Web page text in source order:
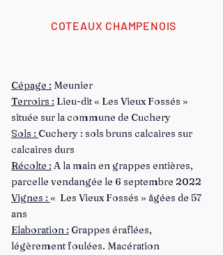
COTEAUX CHAMPENOIS
Cépage : Meunier
Terroirs : Lieu-dit « Les Vieux Fossés »
située sur la commune de Cuchery
Sols : Cuchery : sols bruns calcaires sur
calcaires durs
Récolte : A la main en grappes entières,
parcelle vendangée le 6 septembre 2022
Vignes : « Les Vieux Fossés » âgées de 57
ans
Elaboration : Grappes éraflées,
légèrement foulées. Macération